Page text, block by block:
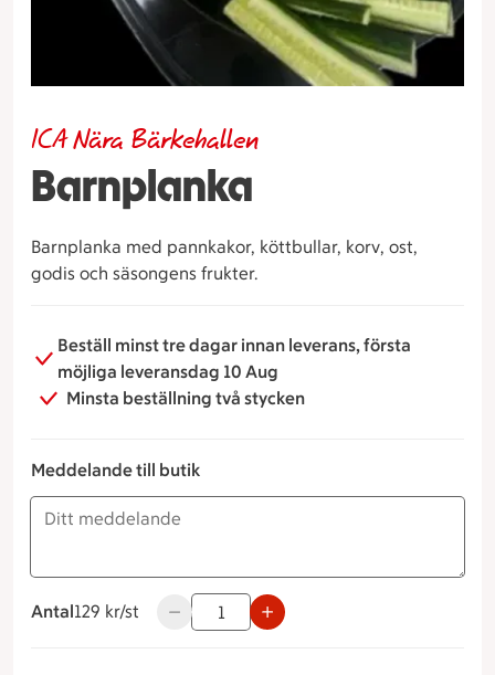
Barnplanka
ICA Nära Bärkehallen
Barnplanka med pannkakor, köttbullar, korv, ost,
godis och säsongens frukter.
Beställ minst tre dagar innan leverans, första
möjliga leveransdag 10 Aug
Minsta beställning två stycken
Meddelande till butik
Antal
129 kronor styck
129 kr/st Använd knapparna för att minska eller